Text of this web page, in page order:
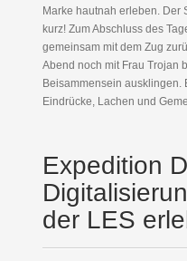
Marke hautnah erleben. Der
kurz! Zum Abschluss des
gemeinsam mit dem Zug
Abend noch mit Frau Trojan
Beisammensein ausklingen.
Eindrücke, Lachen und
Expedition
der LES